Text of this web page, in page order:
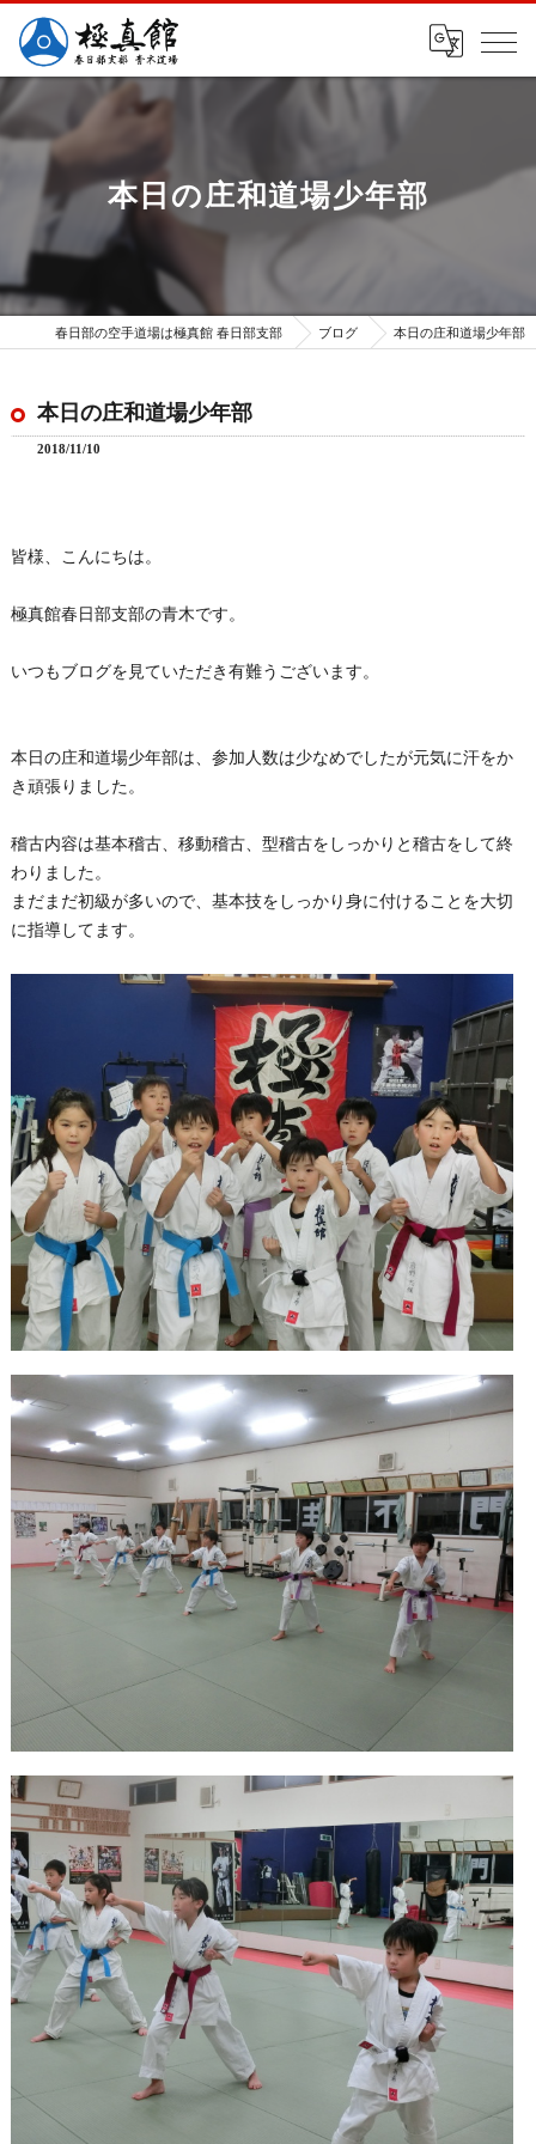
本日の庄和道場少年部
春日部の空手道場は極真館 春日部支部 ブログ 本日の庄和道場少年部
本日の庄和道場少年部
2018/11/10
皆様、こんにちは。
極真館春日部支部の青木です。
いつもブログを見ていただき有難うございます。
本日の庄和道場少年部は、参加人数は少なめでしたが元気に汗をか
き頑張りました。
稽古内容は基本稽古、移動稽古、型稽古をしっかりと稽古をして終
わりました。
まだまだ初級が多いので、基本技をしっかり身に付けることを大切
に指導してます。